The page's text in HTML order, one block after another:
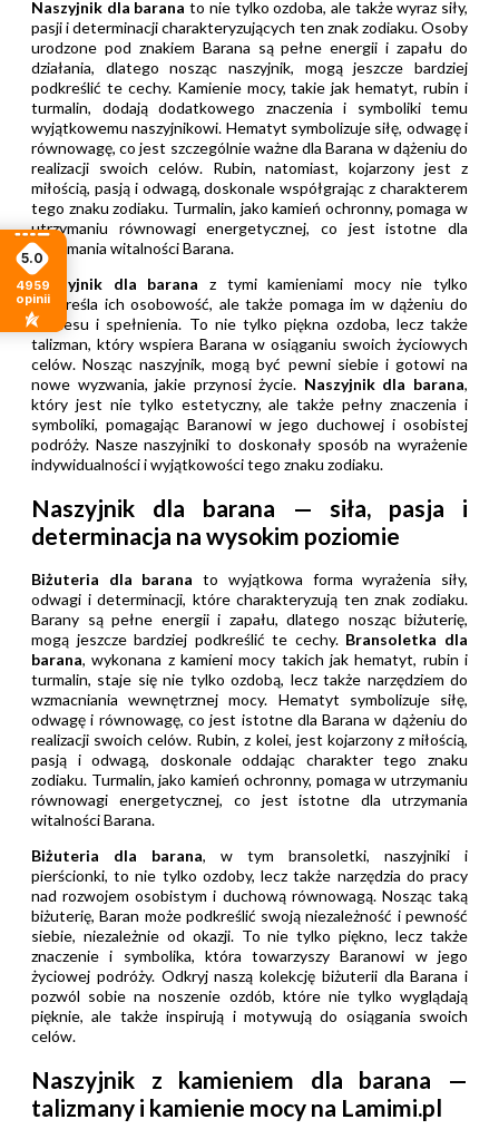
Naszyjnik dla barana to nie tylko ozdoba, ale także wyraz siły,
pasji i determinacji charakteryzujących ten znak zodiaku. Osoby
urodzone pod znakiem Barana są pełne energii i zapału do
działania, dlatego nosząc naszyjnik, mogą jeszcze bardziej
podkreślić te cechy. Kamienie mocy, takie jak hematyt, rubin i
turmalin, dodają dodatkowego znaczenia i symboliki temu
wyjątkowemu naszyjnikowi. Hematyt symbolizuje siłę, odwagę i
równowagę, co jest szczególnie ważne dla Barana w dążeniu do
realizacji swoich celów. Rubin, natomiast, kojarzony jest z
miłością, pasją i odwagą, doskonale współgrając z charakterem
tego znaku zodiaku. Turmalin, jako kamień ochronny, pomaga w
utrzymaniu równowagi energetycznej, co jest istotne dla
utrzymania witalności Barana.
Naszyjnik dla barana z tymi kamieniami mocy nie tylko
podkreśla ich osobowość, ale także pomaga im w dążeniu do
sukcesu i spełnienia. To nie tylko piękna ozdoba, lecz także
talizman, który wspiera Barana w osiąganiu swoich życiowych
celów. Nosząc naszyjnik, mogą być pewni siebie i gotowi na
nowe wyzwania, jakie przynosi życie. Naszyjnik dla barana,
który jest nie tylko estetyczny, ale także pełny znaczenia i
symboliki, pomagając Baranowi w jego duchowej i osobistej
podróży. Nasze naszyjniki to doskonały sposób na wyrażenie
indywidualności i wyjątkowości tego znaku zodiaku.
Naszyjnik dla barana — siła, pasja i
determinacja na wysokim poziomie
Biżuteria dla barana to wyjątkowa forma wyrażenia siły,
odwagi i determinacji, które charakteryzują ten znak zodiaku.
Barany są pełne energii i zapału, dlatego nosząc biżuterię,
mogą jeszcze bardziej podkreślić te cechy. Bransoletka dla
barana, wykonana z kamieni mocy takich jak hematyt, rubin i
turmalin, staje się nie tylko ozdobą, lecz także narzędziem do
wzmacniania wewnętrznej mocy. Hematyt symbolizuje siłę,
odwagę i równowagę, co jest istotne dla Barana w dążeniu do
realizacji swoich celów. Rubin, z kolei, jest kojarzony z miłością,
pasją i odwagą, doskonale oddając charakter tego znaku
zodiaku. Turmalin, jako kamień ochronny, pomaga w utrzymaniu
równowagi energetycznej, co jest istotne dla utrzymania
witalności Barana.
Biżuteria dla barana, w tym bransoletki, naszyjniki i
pierścionki, to nie tylko ozdoby, lecz także narzędzia do pracy
nad rozwojem osobistym i duchową równowagą. Nosząc taką
biżuterię, Baran może podkreślić swoją niezależność i pewność
siebie, niezależnie od okazji. To nie tylko piękno, lecz także
znaczenie i symbolika, która towarzyszy Baranowi w jego
życiowej podróży. Odkryj naszą kolekcję biżuterii dla Barana i
pozwól sobie na noszenie ozdób, które nie tylko wyglądają
pięknie, ale także inspirują i motywują do osiągania swoich
celów.
Naszyjnik z kamieniem dla barana —
talizmany i kamienie mocy na Lamimi.pl
5.0
4959
opinii